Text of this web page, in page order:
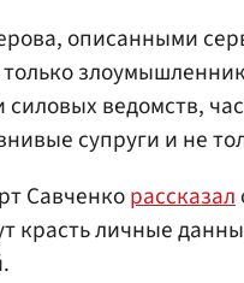
описанными
силовых ведомств,
супруги и не
Савченкорассказал
красть личные